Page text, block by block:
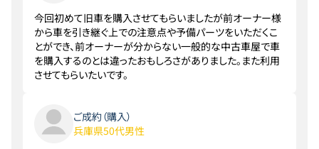
今回初めて旧車を購入させてもらいましたが前オーナー様
から車を引き継ぐ上での注意点や予備パーツをいただくこ
とができ、前オーナーが分からない一般的な中古車屋で車
を購入するのとは違ったおもしろさがありました。また利用
させてもらいたいです。
ご成約（購入）
兵庫県50代男性